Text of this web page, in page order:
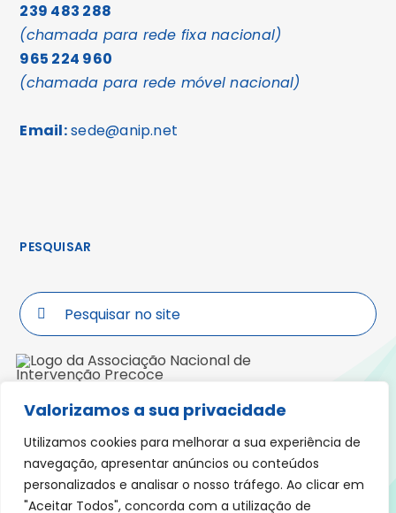
Valorizamos a sua privacidade
Utilizamos cookies para melhorar a sua experiência de
navegação, apresentar anúncios ou conteúdos
personalizados e analisar o nosso tráfego. Ao clicar em
"Aceitar Todos", concorda com a utilização de
Morada: Praceta Padre José Anchieta,
Lote 5, R/ch, Fração C, 3000-319 COIMBRA
239 483 288
(chamada para rede fixa nacional)
965 224 960
(chamada para rede móvel nacional)
Email:sede@anip.net
PESQUISAR
Search
for: